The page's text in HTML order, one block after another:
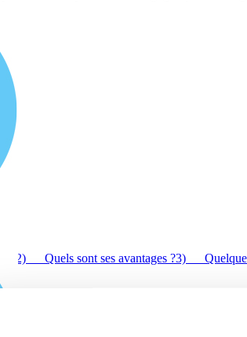
?
2) Quels sont ses avantages ?3) Quelques